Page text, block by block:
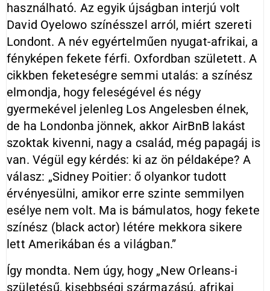
használható. Az egyik újságban interjú volt
David Oyelowo színésszel arról, miért szereti
Londont. A név egyértelműen nyugat-afrikai, a
fényképen fekete férfi. Oxfordban született. A
cikkben feketeségre semmi utalás: a színész
elmondja, hogy feleségével és négy
gyermekével jelenleg Los Angelesben élnek,
de ha Londonba jönnek, akkor AirBnB lakást
szoktak kivenni, nagy a család, még papagáj is
van. Végül egy kérdés: ki az ön példaképe? A
válasz: „Sidney Poitier: ő olyankor tudott
érvényesülni, amikor erre szinte semmilyen
esélye nem volt. Ma is bámulatos, hogy fekete
színész (black actor) létére mekkora sikere
lett Amerikában és a világban.”
Így mondta. Nem úgy, hogy „New Orleans-i
születésű, kisebbségi származású, afrikai